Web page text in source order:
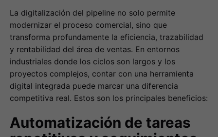
La digitalización del pipeline no solo permite
modernizar el proceso comercial, sino que
transforma profundamente la eficiencia, trazabilidad
y rentabilidad del área de ventas. En entornos
industriales donde los ciclos son largos y los
proyectos complejos, contar con una herramienta
digital integrada puede marcar una diferencia
competitiva real. Estos son los principales beneficios:
Automatización de tareas